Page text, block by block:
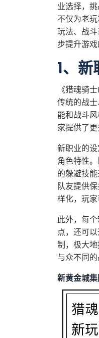
业选择，
不仅为老
玩法、战
步提升游戏
1、
《猎魂骑
传统的战
能和战斗
家提供了
新职业的
角色特性
的躲避技
队友提供
样化，玩
此外，每
点，还可
制，极大
与众不同的
新黄金城